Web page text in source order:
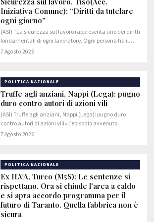
Iniziativa Comune): “Diritti da tutelare
ogni giorno”
(ASI) “La sicurezza sul lavoro rappresenta uno dei diritti
fondamentali di ogni lavoratore. Ogni persona ha il
diritto di svolgere la propria attività in un ambiente
7 Agosto 2026
POLITICA NAZIONALE
Truffe agli anziani, Nappi (Lega): pugno
duro contro autori di azioni vili
(ASI) Truffe agli anziani, Nappi (Lega): pugno duro
contro autori di azioni vili«L’episodio avvenuto
sull’isola d'Ischia è la rappresentazione plastica di una
7 Agosto 2026
POLITICA NAZIONALE
Ex ILVA, Turco (M5S): Le sentenze si
rispettano. Ora si chiude l'area a caldo
e si apra accordo programma per il
futuro di Taranto. Quella fabbrica non è
sicura